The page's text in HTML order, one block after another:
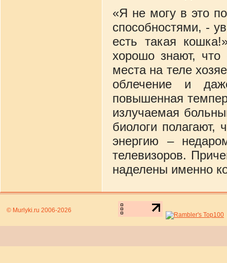
«Я не могу в это
способностями, -
есть такая
хорошо знают, что
места на теле
облечение и
повышенная
излучаемая
биологи полагают,
энергию –
телевизоров.
наделены именно
© Murlyki.ru 2006-2026